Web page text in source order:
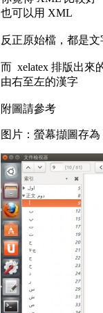
也可以用 XML
反正原始檔，都是文
而 xelatex 排版出來
由右至左的漢字
附圖請參考
图片：螢幕擷圖存為